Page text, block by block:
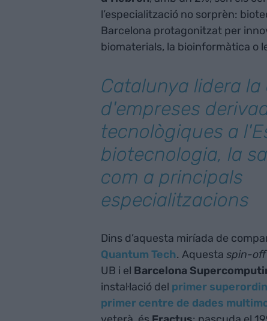
l’especialització no sorprèn:
Barcelona protagonitzat per
biomaterials, la bioinformàtica o
Catalunya lidera la
d'empreses
tecnològiques a
biotecnologia, la
com a principals
especialitzacions
Dins d’aquesta miríada de
Quantum Tech. Aquesta spin-off
UB i el Barcelona
instal·lació del primer
primer centre de dades